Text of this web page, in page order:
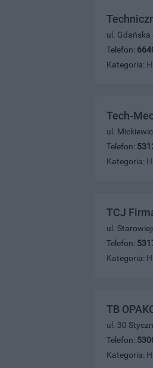
ul. Gdańska
Telefon:
Kategoria:
Tech-
ul.
Telefon:
Kategoria:
TCJ
ul.
Telefon:
Kategoria:
TB
ul. 30
Telefon:
Kategoria: